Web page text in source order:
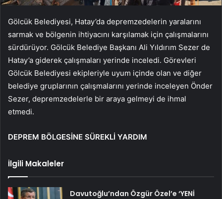
Gölcük Belediyesi, Hatay’da depremzedelerin yaralarını
sarmak ve bölgenin ihtiyacını karşılamak için çalışmalarını
sürdürüyor. Gölcük Belediye Başkanı Ali Yıldırım Sezer de
Hatay’a giderek çalışmaları yerinde inceledi. Görevleri
Gölcük Belediyesi ekipleriyle uyum içinde olan ve diğer
belediye gruplarının çalışmalarını yerinde inceleyen Önder
Sezer, depremzedelerle bir araya gelmeyi de ihmal
etmedi.
DEPREM BÖLGESİNE SÜREKLİ YARDIM
İlgili Makaleler
Davutoğlu’ndan Özgür Özel’e ‘YENİ